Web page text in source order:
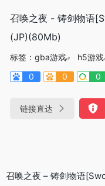
召唤之夜 - 铸剑物语
(JP)(80Mb)
标签： gba游戏 h5游戏
0
0 0
链接直达
召唤之夜 – 铸剑物语